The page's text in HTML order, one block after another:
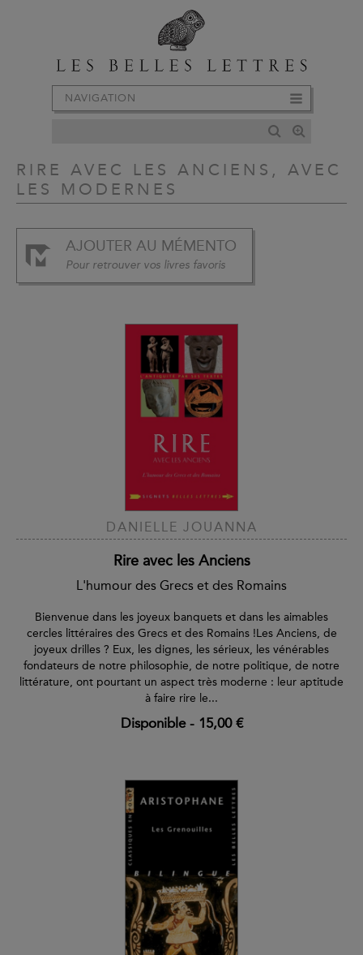
NAVIGATION
RIRE AVEC LES ANCIENS, AVEC
LES MODERNES
AJOUTER AU MÉMENTO
Pour retrouver vos livres favoris
DANIELLE JOUANNA
Rire avec les Anciens
L'humour des Grecs et des Romains
Bienvenue dans les joyeux banquets et dans les aimables
cercles littéraires des Grecs et des Romains !Les Anciens, de
joyeux drilles ? Eux, les dignes, les sérieux, les vénérables
fondateurs de notre philosophie, de notre politique, de notre
littérature, ont pourtant un aspect très moderne : leur aptitude
à faire rire le...
Disponible- 15,00 €